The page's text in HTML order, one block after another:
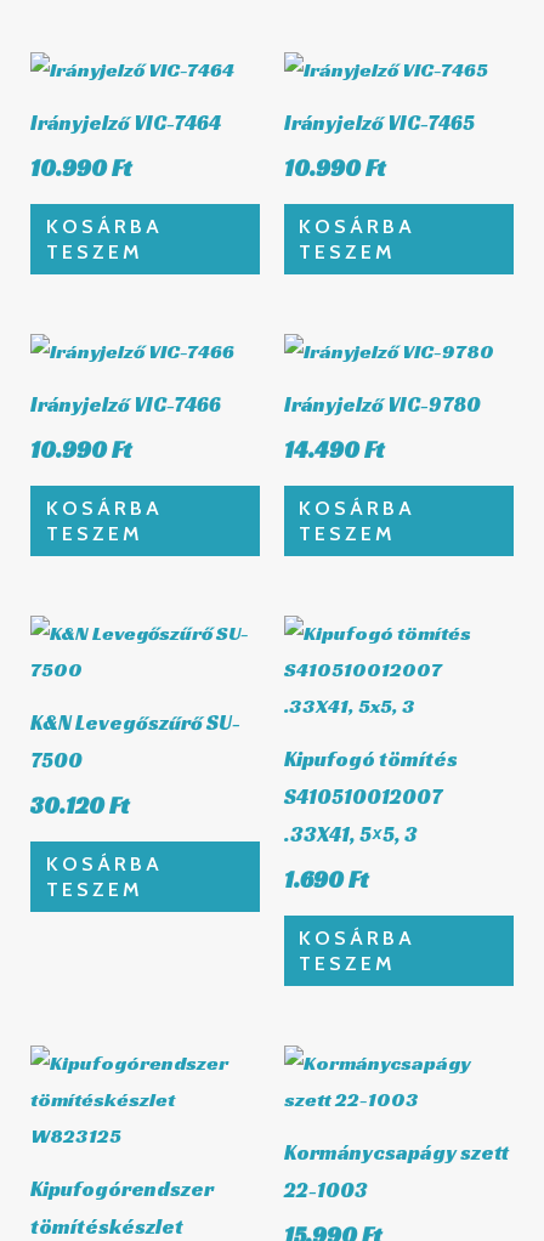
Irányjelző VIC-7464
10.990Ft
KOSÁRBA
TESZEM
Irányjelző VIC-7465
10.990Ft
KOSÁRBA
TESZEM
Irányjelző VIC-7466
10.990Ft
KOSÁRBA
TESZEM
Irányjelző VIC-9780
14.490Ft
KOSÁRBA
TESZEM
K&N Levegőszűrő SU-
7500
30.120Ft
KOSÁRBA
TESZEM
Kipufogó tömítés
S410510012007
.33X41, 5×5, 3
1.690Ft
KOSÁRBA
TESZEM
Kipufogórendszer
tömítéskészlet
Kormánycsapágy szett
22-1003
15.990Ft